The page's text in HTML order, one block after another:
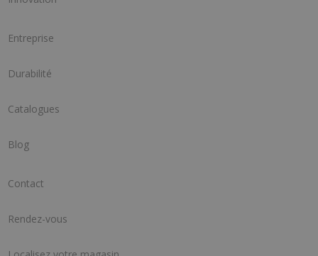
Entreprise
Durabilité
Catalogues
Blog
Contact
Rendez-vous